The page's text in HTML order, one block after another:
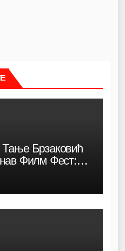
Тање Брзаковић
Филм Фест:
драма о
и борби